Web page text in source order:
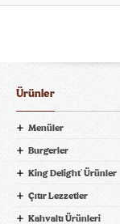
Ürünler
Menüler
Burgerler
King Delight® Ürünler
Çıtır Lezzetler
Kahvaltı Ürünleri